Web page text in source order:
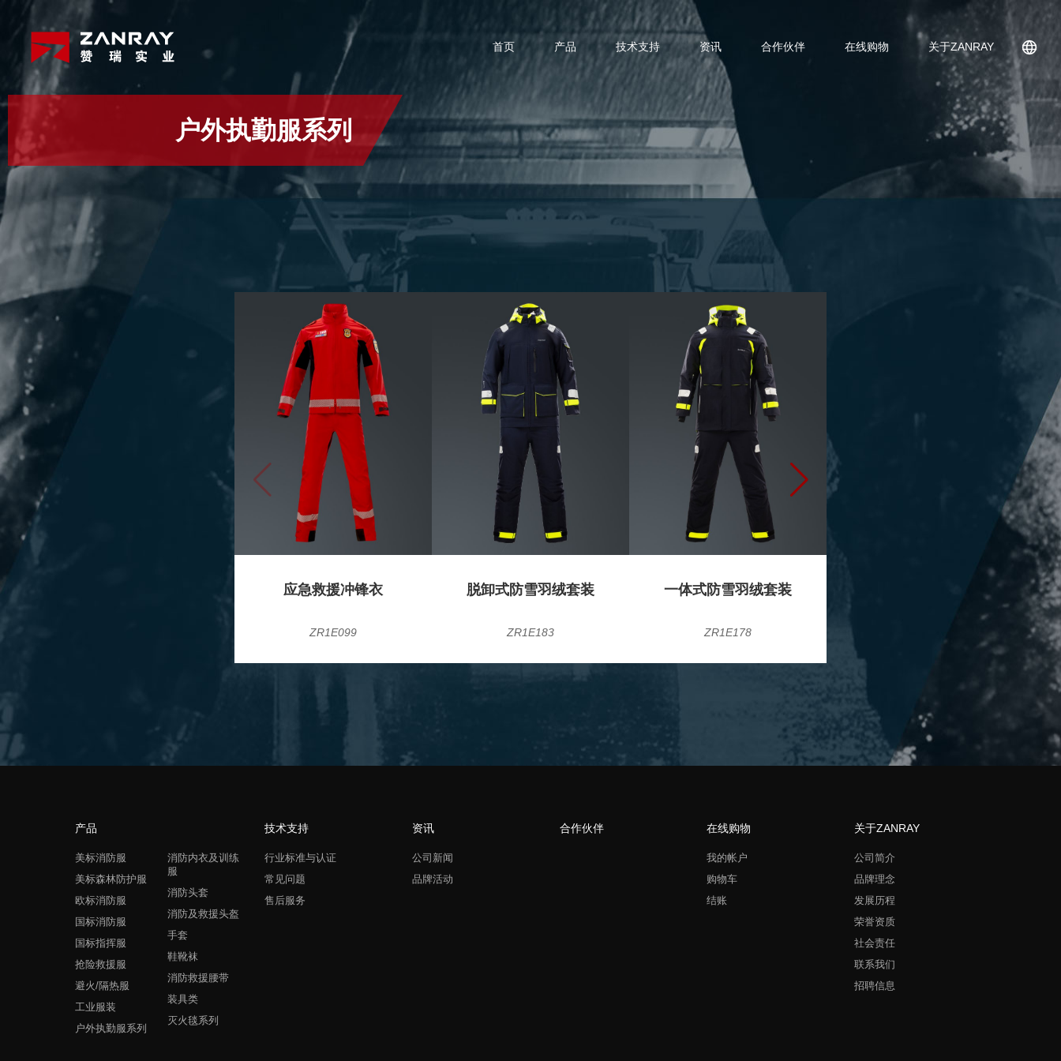
首页 产品 技术支持 资讯 合作伙伴 在线购物 关于ZANRAY
户外执勤服系列
应急救援冲锋衣
ZR1E099
脱卸式防雪羽绒套装
ZR1E183
一体式防雪羽绒套装
ZR1E178
产品
美标消防服
美标森林防护服
欧标消防服
国标消防服
国标指挥服
抢险救援服
避火/隔热服
工业服装
户外执勤服系列
消防内衣及训练
服
消防头套
消防及救援头盔
手套
鞋靴袜
消防救援腰带
装具类
灭火毯系列
技术支持
行业标准与认证
常见问题
售后服务
资讯
公司新闻
品牌活动
合作伙伴 在线购物
我的帐户
购物车
结账
关于ZANRAY
公司简介
品牌理念
发展历程
荣誉资质
社会责任
联系我们
招聘信息